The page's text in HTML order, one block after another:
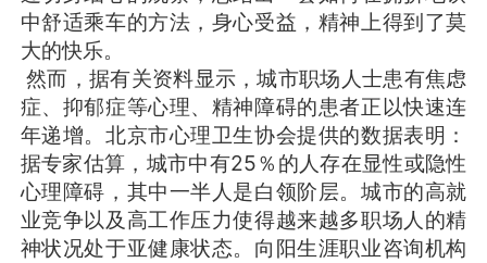
中舒适乘车的方法，身心受益，精神上得到了莫
大的快乐。
然而，据有关资料显示，城市职场人士患有焦虑
症、抑郁症等心理、精神障碍的患者正以快速连
年递增。北京市心理卫生协会提供的数据表明：
据专家估算，城市中有25％的人存在显性或隐性
心理障碍，其中一半人是白领阶层。城市的高就
业竞争以及高工作压力使得越来越多职场人的精
神状况处于亚健康状态。向阳生涯职业咨询机构